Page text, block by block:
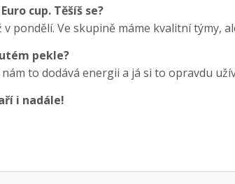
cup. Těšíš se?
pondělí. Ve skupině máme kvalitní týmy,
pekle?
to dodává energii a já si to opravdu
i nadále!